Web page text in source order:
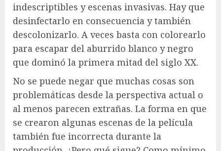
indescriptibles y escenas invasivas. Hay que
desinfectarlo en consecuencia y también
descolonizarlo. A veces basta con colorearlo
para escapar del aburrido blanco y negro
que dominó la primera mitad del siglo XX.
No se puede negar que muchas cosas son
problemáticas desde la perspectiva actual o
al menos parecen extrañas. La forma en que
se crearon algunas escenas de la película
también fue incorrecta durante la